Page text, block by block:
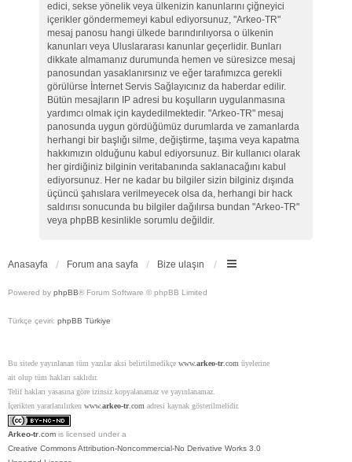
edici, sekse yönelik veya ülkenizin kanunlarını çiğneyici
içerikler göndermemeyi kabul ediyorsunuz, "Arkeo-TR"
mesaj panosu hangi ülkede barındırılıyorsa o ülkenin
kanunları veya Uluslararası kanunlar geçerlidir. Bunları
dikkate almamanız durumunda hemen ve süresizce mesaj
panosundan yasaklanırsınız ve eğer tarafımızca gerekli
görülürse İnternet Servis Sağlayıcınız da haberdar edilir.
Bütün mesajların IP adresi bu koşulların uygulanmasına
yardımcı olmak için kaydedilmektedir. "Arkeo-TR" mesaj
panosunda uygun gördüğümüz durumlarda ve zamanlarda
herhangi bir başlığı silme, değiştirme, taşıma veya kapatma
hakkımızın olduğunu kabul ediyorsunuz. Bir kullanıcı olarak
her girdiğiniz bilginin veritabanında saklanacağını kabul
ediyorsunuz. Her ne kadar bu bilgiler sizin bilginiz dışında
üçüncü şahıslara verilmeyecek olsa da, herhangi bir hack
saldırısı sonucunda bu bilgiler dağılırsa bundan "Arkeo-TR"
veya phpBB kesinlikle sorumlu değildir.
Anasayfa Forum ana sayfa Bize ulaşın
Powered by phpBB® Forum Software © phpBB Limited
Türkçe çeviri: phpBB Türkiye
Bu sitede yayınlanan tüm yazılar aksi belirtilmedikçe www.arkeo-tr.com üyelerine
ait olup tüm hakları saklıdır.
Telif hakları yasasına göre izinsiz kopyalanamaz ve yayınlanamaz.
İçerikten yararlanılırken www.arkeo-tr.com adresi kaynak gösterilmelidir.
Arkeo-tr .com is licensed under a
Creative Commons Attribution-Noncommercial-No Derivative Works 3.0